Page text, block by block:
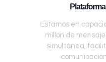
Estamos en
millón de
simultánea,